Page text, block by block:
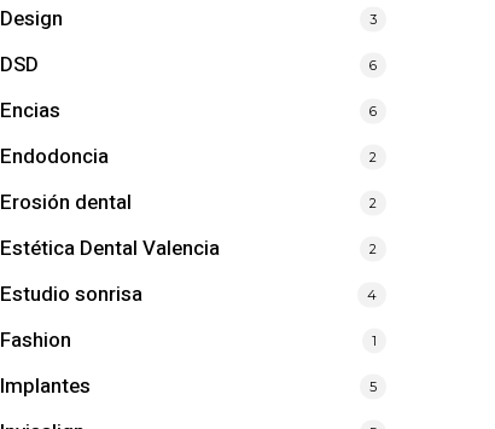
Design 3
DSD 6
Encias 6
Endodoncia 2
Erosión dental 2
Estética Dental Valencia 2
Estudio sonrisa 4
Fashion 1
Implantes 5